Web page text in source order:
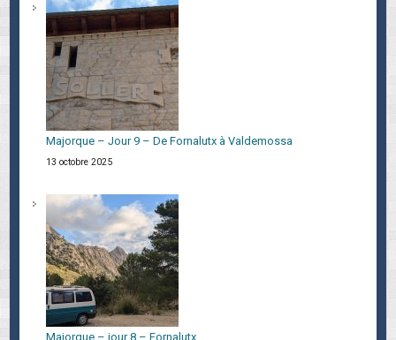
Majorque – Jour 9 – De Fornalutx à Valdemossa
13 octobre 2025
Majorque – jour 8 – Fornalutx